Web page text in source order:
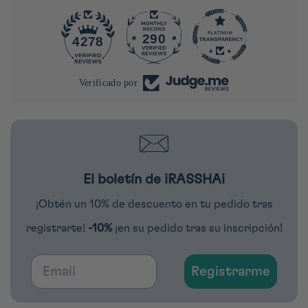
4278 290
Verificado por
El boletín de iRASSHAi
¡Obtén un 10% de descuento en tu pedido tras
registrarte! -10% ¡en su pedido tras su inscripción!
Email
Registrarme